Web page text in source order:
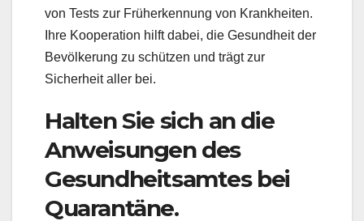
von Tests zur Früherkennung von Krankheiten.
Ihre Kooperation hilft dabei, die Gesundheit der
Bevölkerung zu schützen und trägt zur
Sicherheit aller bei.
Halten Sie sich an die
Anweisungen des
Gesundheitsamtes bei
Quarantäne.